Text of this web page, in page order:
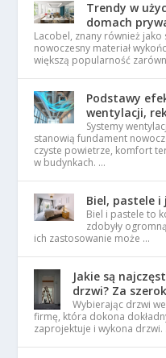
Trendy w
domach
Lacobel, znany również jako
nowoczesny materiał
większą popularność
Podstawy
wentylacji,
Systemy
stanowią fundament
czyste powietrze, komfort
w budynkach. …
Biel, pastele i
Biel i pastele to
zdobyły
ich zastosowanie może …
Jakie są
drzwi? Za
Wybierając drzwi
firmę, która dokona
zaprojektuje i wykona drzwi.